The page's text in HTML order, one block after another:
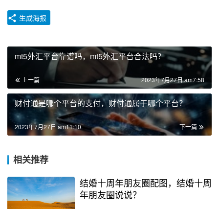
生成海报
mt5外汇平台靠谱吗，mt5外汇平台合法吗？
上一篇 2023年7月27日 am7:58
财付通是哪个平台的支付，财付通属于哪个平台？
下一篇
2023年7月27日 am11:10
相关推荐
结婚十周年朋友圈配图，结婚十周
年朋友圈说说？